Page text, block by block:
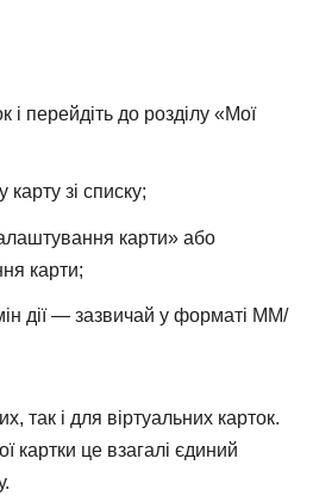
і перейдіть до розділу «Мої
карту зі списку;
карти» або
карти;
дії — зазвичай у форматі ММ/
так і для віртуальних карток.
картки це взагалі єдиний